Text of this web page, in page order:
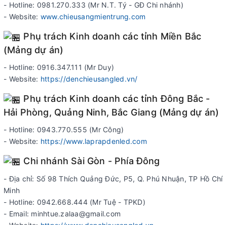
- Hotline: 0981.270.333 (Mr N.T. Tý - GĐ Chi nhánh)
- Website: www.chieusangmientrung.com
Phụ trách Kinh doanh các tỉnh Miền Bắc
(Mảng dự án)
- Hotline: 0916.347.111 (Mr Duy)
- Website: https://denchieusangled.vn/
Phụ trách Kinh doanh các tỉnh Đông Bắc -
Hải Phòng, Quảng Ninh, Bắc Giang (Mảng dự án)
- Hotline: 0943.770.555 (Mr Công)
- Website: https://www.laprapdenled.com
Chi nhánh Sài Gòn - Phía Đông
- Địa chỉ: Số 98 Thích Quảng Đức, P5, Q. Phú Nhuận, TP Hồ Chí
Minh
- Hotline: 0942.668.444 (Mr Tuệ - TPKD)
- Email: minhtue.zalaa@gmail.com